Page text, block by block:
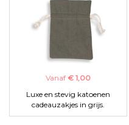
Vanaf € 1,00
Luxe en stevig katoenen
cadeauzakjes in grijs.